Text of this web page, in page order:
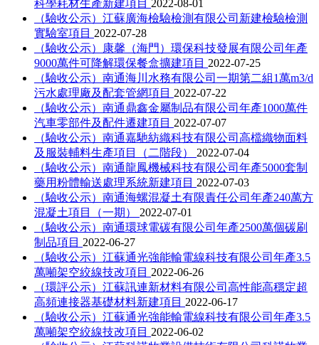
科學耗材生產新建項目 2022-08-01
（驗收公示）江蘇廣海檢驗檢測有限公司新建檢驗檢測
實驗室項目 2022-07-28
（驗收公示）康馨（海門）環保科技發展有限公司年產
9000萬件可降解環保餐盒擴建項目 2022-07-25
（驗收公示）南通海川水務有限公司一期第二組1萬m3/d
污水處理廠及配套管網項目 2022-07-22
（驗收公示）南通鼎鑫金屬制品有限公司年產1000萬件
汽車零部件及配件遷建項目 2022-07-07
（驗收公示）南通嘉馳紡織科技有限公司高檔織物面料
及服裝輔料生產項目（二階段） 2022-07-04
（驗收公示）南通龍鳳機械科技有限公司年產5000套制
藥用粉體輸送處理系統新建項目 2022-07-03
（驗收公示）南通海螺混凝土有限責任公司年產240萬方
混凝土項目（一期） 2022-07-01
（驗收公示）南通環球電碳有限公司年產2500萬個碳刷
制品項目 2022-06-27
（驗收公示）江蘇通光強能輸電線科技有限公司年產3.5
萬噸架空絞線技改項目 2022-06-26
（環評公示）江蘇訊連新材料有限公司高性能高穩定超
高頻連接器基礎材料新建項目 2022-06-17
（驗收公示）江蘇通光強能輸電線科技有限公司年產3.5
萬噸架空絞線技改項目 2022-06-02